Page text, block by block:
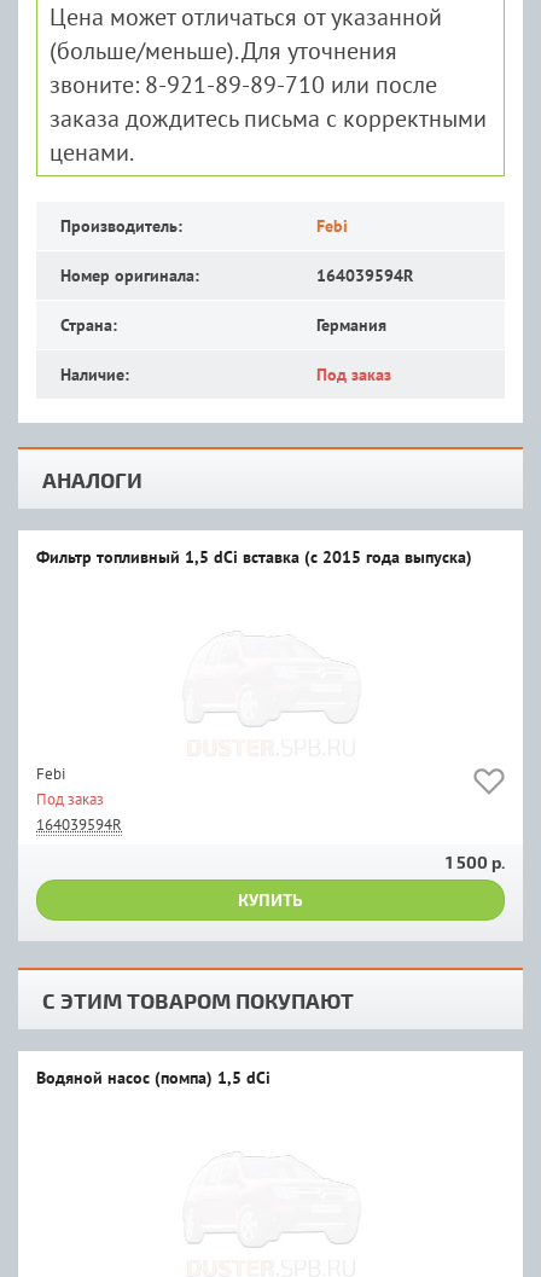
Цена может отличаться от указанной
(больше/меньше). Для уточнения
звоните: 8-921-89-89-710 или после
заказа дождитесь письма с корректными
ценами.
Производитель: Febi
Номер оригинала: 164039594R
Страна: Германия
Наличие: Под заказ
АНАЛОГИ
Фильтр топливный 1,5 dCi вставка (с 2015 года выпуска)
Febi
Под заказ
164039594R
1 500 р.
КУПИТЬ
С ЭТИМ ТОВАРОМ ПОКУПАЮТ
Водяной насос (помпа) 1,5 dCi